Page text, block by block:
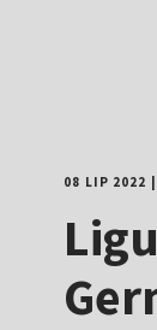
08 LIP 2022